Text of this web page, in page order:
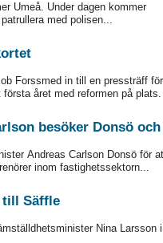
Umeå. Under dagen kommer
med polisen...
Forssmed in till en pressträff
året med reformen på
besöker Donsö och
Andreas Carlson Donsö för
inom fastighetssektorn...
till Säffle
Nina Larsson